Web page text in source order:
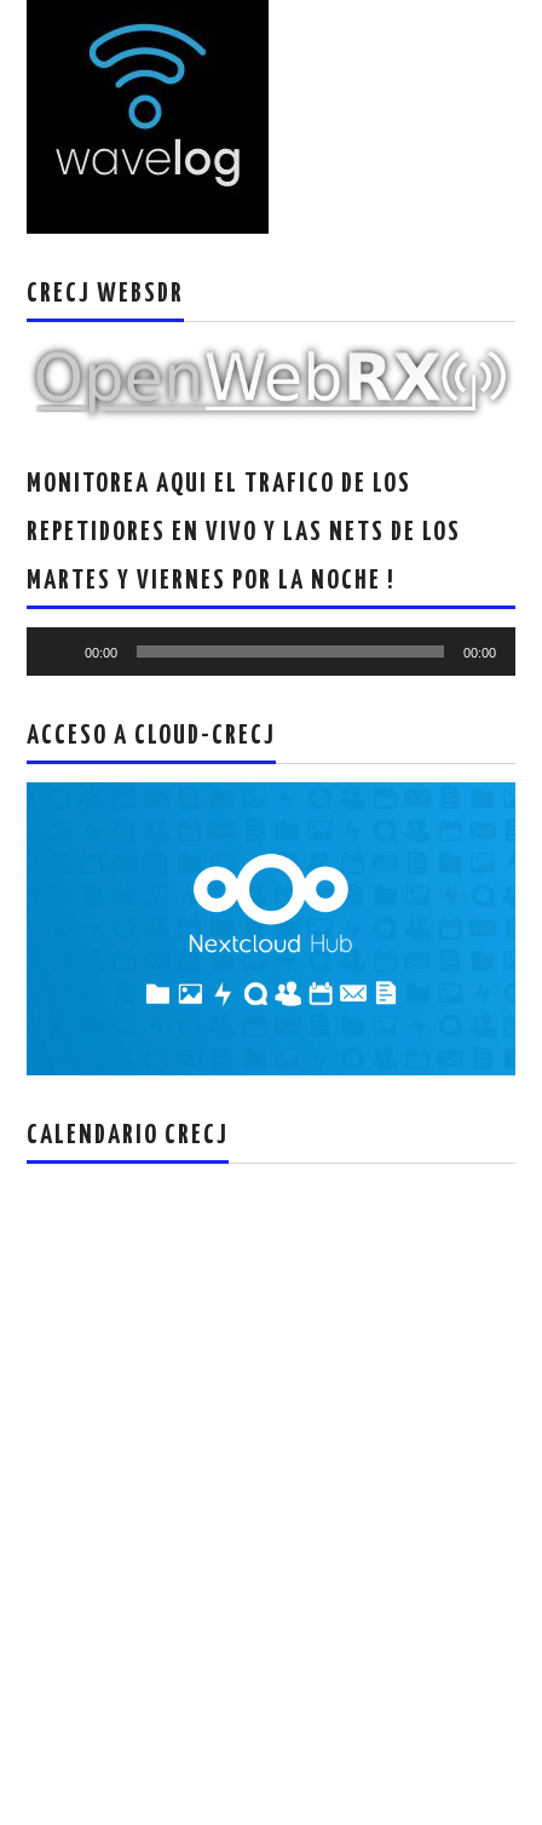
CRECJ WEBSDR
MONITOREA AQUI EL TRAFICO DE LOS
REPETIDORES EN VIVO Y LAS NETS DE LOS
MARTES Y VIERNES POR LA NOCHE !
00:00 00:00
ACCESO A CLOUD-CRECJ
CALENDARIO CRECJ